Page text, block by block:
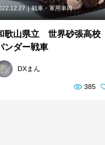
戦車・軍用車両
歌山県立 世界砂張高校
ンダー戦車
DXまん
385